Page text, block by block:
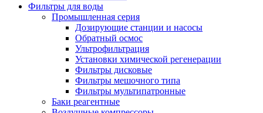
Фильтры для воды
Промышленная серия
Дозирующие станции и насосы
Обратный осмос
Ультрофильтрация
Установки химической регенерации
Фильтры дисковые
Фильтры мешочного типа
Фильтры мультипатронные
Баки реагентные